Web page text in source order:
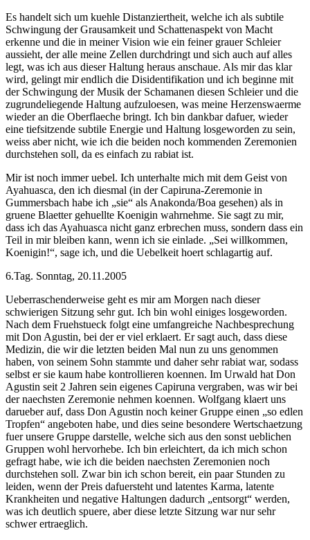
Es handelt sich um kuehle Distanziertheit, welche ich als subtile
Schwingung der Grausamkeit und Schattenaspekt von Macht
erkenne und die in meiner Vision wie ein feiner grauer Schleier
aussieht, der alle meine Zellen durchdringt und sich auch auf alles
legt, was ich aus dieser Haltung heraus anschaue. Als mir das klar
wird, gelingt mir endlich die Disidentifikation und ich beginne mit
der Schwingung der Musik der Schamanen diesen Schleier und die
zugrundeliegende Haltung aufzuloesen, was meine Herzenswaerme
wieder an die Oberflaeche bringt. Ich bin dankbar dafuer, wieder
eine tiefsitzende subtile Energie und Haltung losgeworden zu sein,
weiss aber nicht, wie ich die beiden noch kommenden Zeremonien
durchstehen soll, da es einfach zu rabiat ist.
Mir ist noch immer uebel. Ich unterhalte mich mit dem Geist von
Ayahuasca, den ich diesmal (in der Capiruna-Zeremonie in
Gummersbach habe ich „sie“ als Anakonda/Boa gesehen) als in
gruene Blaetter gehuellte Koenigin wahrnehme. Sie sagt zu mir,
dass ich das Ayahuasca nicht ganz erbrechen muss, sondern dass ein
Teil in mir bleiben kann, wenn ich sie einlade. „Sei willkommen,
Koenigin!“, sage ich, und die Uebelkeit hoert schlagartig auf.
6.Tag. Sonntag, 20.11.2005
Ueberraschenderweise geht es mir am Morgen nach dieser
schwierigen Sitzung sehr gut. Ich bin wohl einiges losgeworden.
Nach dem Fruehstueck folgt eine umfangreiche Nachbesprechung
mit Don Agustin, bei der er viel erklaert. Er sagt auch, dass diese
Medizin, die wir die letzten beiden Mal nun zu uns genommen
haben, von seinem Sohn stammte und daher sehr rabiat war, sodass
selbst er sie kaum habe kontrollieren koennen. Im Urwald hat Don
Agustin seit 2 Jahren sein eigenes Capiruna vergraben, was wir bei
der naechsten Zeremonie nehmen koennen. Wolfgang klaert uns
darueber auf, dass Don Agustin noch keiner Gruppe einen „so edlen
Tropfen“ angeboten habe, und dies seine besondere Wertschaetzung
fuer unsere Gruppe darstelle, welche sich aus den sonst ueblichen
Gruppen wohl hervorhebe. Ich bin erleichtert, da ich mich schon
gefragt habe, wie ich die beiden naechsten Zeremonien noch
durchstehen soll. Zwar bin ich schon bereit, ein paar Stunden zu
leiden, wenn der Preis dafuersteht und latentes Karma, latente
Krankheiten und negative Haltungen dadurch „entsorgt“ werden,
was ich deutlich spuere, aber diese letzte Sitzung war nur sehr
schwer ertraeglich.